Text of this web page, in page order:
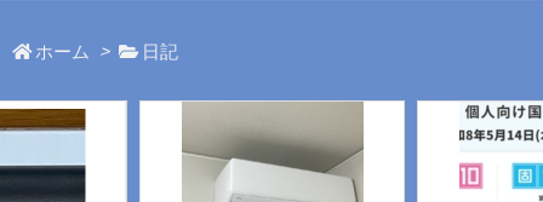
ホーム > 日記